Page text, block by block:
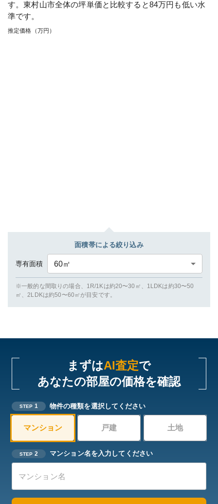
す。東村山市全体の坪単価と比較すると84万円も低い水
準です。
推定価格（万円）
面積帯による絞り込み
専有面積 60㎡
※一般的な間取りの場合、1R/1Kは約20〜30㎡、1LDKは約30〜50
㎡、2LDKは約50〜60㎡が目安です。
まずはAI査定で
あなたの部屋の価格を確認
STEP 1 物件の種類を選択してください
マンション 戸建 土地
STEP 2 マンション名を入力してください